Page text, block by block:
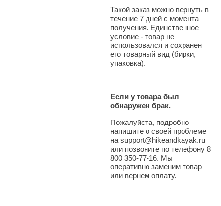
Такой заказ можно вернуть в
течение 7 дней с момента
получения. Единственное
условие - товар не
использовался и сохранен
его товарный вид (бирки,
упаковка).
Если у товара был
обнаружен брак.
Пожалуйста, подробно
напишите о своей проблеме
на support@hikeandkayak.ru
или позвоните по телефону 8
800 350-77-16. Мы
оперативно заменим товар
или вернем оплату.